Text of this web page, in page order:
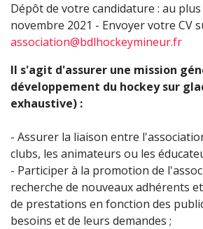
Dépôt de votre candidature : au
novembre 2021 - Envoyer votre CV
association@bdlhockeymineur.fr
Il s'agit d'assurer une mission
développement du hockey sur
exhaustive) :
- Assurer la liaison entre
clubs, les animateurs ou les
- Participer à la promotion de
recherche de nouveaux adhérents
de prestations en fonction des
besoins et de leurs demandes ;